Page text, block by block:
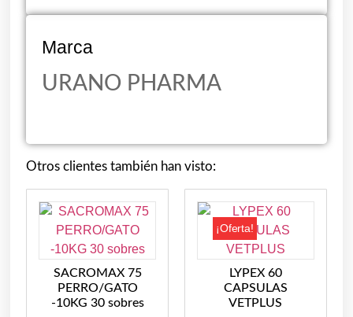
Marca
URANO PHARMA
Otros clientes también han visto:
SACROMAX 75
PERRO/GATO
-10KG 30 sobres
¡Oferta!
LYPEX 60
CAPSULAS
VETPLUS